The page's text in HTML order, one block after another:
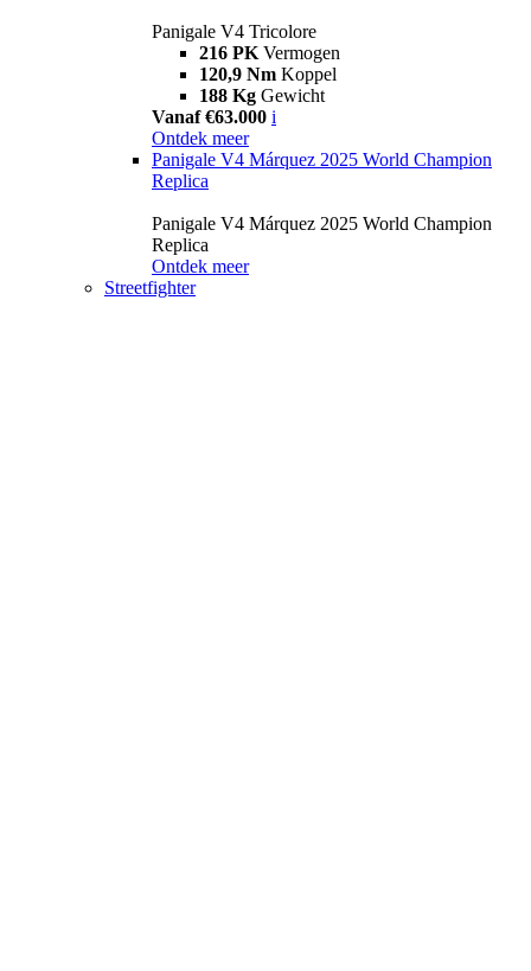
Panigale V4 Tricolore
216 PK Vermogen
120,9 Nm Koppel
188 Kg Gewicht
Vanaf €63.000 i
Ontdek meer
Panigale V4 Márquez 2025 World Champion
Replica
Panigale V4 Márquez 2025 World Champion
Replica
Ontdek meer
Streetfighter